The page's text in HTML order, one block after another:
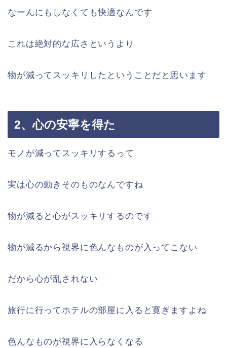
なーんにもしなくても快適なんです
これは絶対的な広さというより
物が減ってスッキリしたということだと思います
2、心の安寧を得た
モノが減ってスッキリするって
実は心の動きそのものなんですね
物が減ると心がスッキリするのです
物が減るから視界に色んなものが入ってこない
だから心が乱されない
旅行に行ってホテルの部屋に入ると寛ぎますよね
色んなものが視界に入らなくなる